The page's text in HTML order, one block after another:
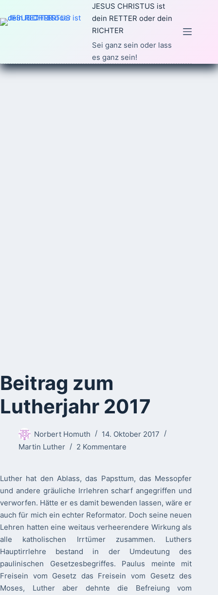
Inhalt
JESUS CHRISTUS ist
dein RETTER oder dein
RICHTER
Sei ganz sein oder lass
es ganz sein!
Beitrag zum
Lutherjahr 2017
Norbert Homuth
14. Oktober 2017
Martin Luther
2 Kommentare
Luther hat den Ablass, das Papsttum, das Messopfer
und andere gräuliche Irrlehren scharf angegriffen und
verworfen. Hätte er es damit bewenden lassen, wäre er
auch für mich ein echter Reformator. Doch seine neuen
Lehren hatten eine weitaus verheerendere Wirkung als
alle katholischen Irrtümer zusammen. Luthers
Hauptirrlehre bestand in der Umdeutung des
paulinischen Gesetzesbegriffes. Paulus meinte mit
Freisein vom Gesetz das Freisein vom Gesetz des
Moses, Luther aber dehnte die Befreiung vom